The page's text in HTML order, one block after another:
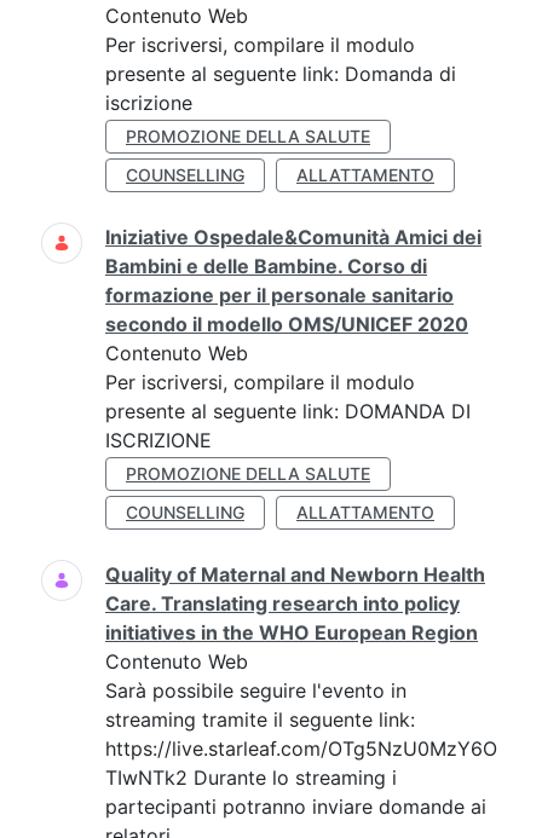
Contenuto Web
Per iscriversi, compilare il modulo
presente al seguente link: Domanda di
iscrizione
PROMOZIONE DELLA SALUTE
COUNSELLING
ALLATTAMENTO
Iniziative Ospedale&Comunità Amici dei
Bambini e delle Bambine. Corso di
formazione per il personale sanitario
secondo il modello OMS/UNICEF 2020
Contenuto Web
Per iscriversi, compilare il modulo
presente al seguente link: DOMANDA DI
ISCRIZIONE
PROMOZIONE DELLA SALUTE
COUNSELLING
ALLATTAMENTO
Quality of Maternal and Newborn Health
Care. Translating research into policy
initiatives in the WHO European Region
Contenuto Web
Sarà possibile seguire l'evento in
streaming tramite il seguente link:
https://live.starleaf.com/OTg5NzU0MzY6O
TIwNTk2 Durante lo streaming i
partecipanti potranno inviare domande ai